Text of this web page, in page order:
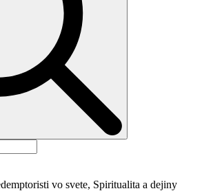
vo svete Spiritualita a dejiny